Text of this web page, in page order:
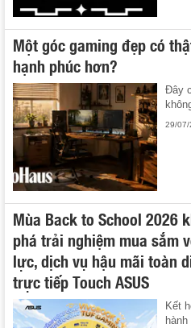
Một góc gaming đẹp có
hạnh phúc hơn?
Đây
29/07/
Mùa Back to School 2026
phá trải nghiệm mua sắm
lực, dịch vụ hậu mãi toàn
trực tiếp Touch ASUS
Kết